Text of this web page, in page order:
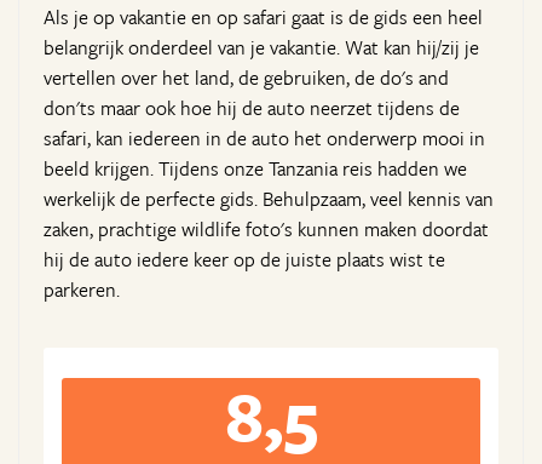
Als je op vakantie en op safari gaat is de gids een heel
belangrijk onderdeel van je vakantie. Wat kan hij/zij je
vertellen over het land, de gebruiken, de do's and
don'ts maar ook hoe hij de auto neerzet tijdens de
safari, kan iedereen in de auto het onderwerp mooi in
beeld krijgen. Tijdens onze Tanzania reis hadden we
werkelijk de perfecte gids. Behulpzaam, veel kennis van
zaken, prachtige wildlife foto's kunnen maken doordat
hij de auto iedere keer op de juiste plaats wist te
parkeren.
8,5